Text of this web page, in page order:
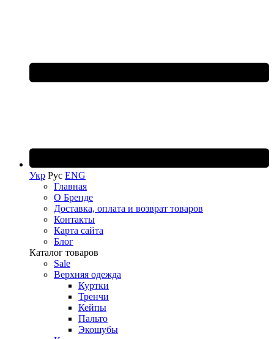
Укр Рус ENG
Главная
О Бренде
Доставка, оплата и возврат товаров
Контакты
Карта сайта
Блог
Каталог товаров
Sale
Верхняя одежда
Куртки
Тренчи
Кейпы
Пальто
Экошубы